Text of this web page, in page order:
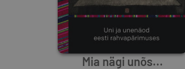
Mia nägi unõs...